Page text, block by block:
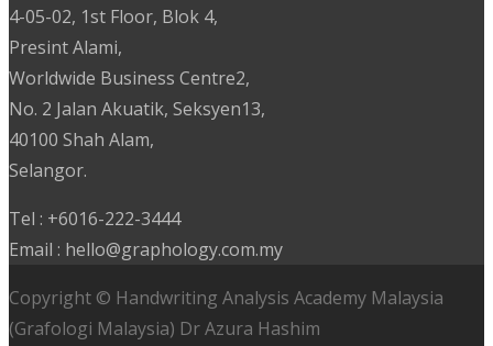
4-05-02, 1st Floor, Blok 4,
Presint Alami,
Worldwide Business Centre2,
No. 2 Jalan Akuatik, Seksyen13,
40100 Shah Alam,
Selangor.
Tel : +6016-222-3444
Email : hello@graphology.com.my
Copyright © Handwriting Analysis Academy Malaysia
(Grafologi Malaysia) Dr Azura Hashim